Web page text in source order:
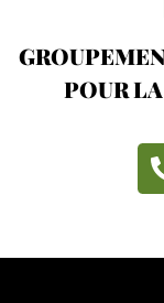
POUR